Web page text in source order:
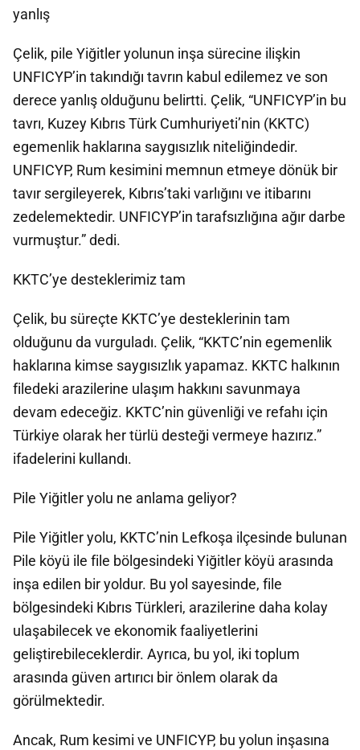
yanlış
Çelik, pile Yiğitler yolunun inşa sürecine ilişkin
UNFICYP’in takındığı tavrın kabul edilemez ve son
derece yanlış olduğunu belirtti. Çelik, “UNFICYP’in bu
tavrı, Kuzey Kıbrıs Türk Cumhuriyeti’nin (KKTC)
egemenlik haklarına saygısızlık niteliğindedir.
UNFICYP, Rum kesimini memnun etmeye dönük bir
tavır sergileyerek, Kıbrıs’taki varlığını ve itibarını
zedelemektedir. UNFICYP’in tarafsızlığına ağır darbe
vurmuştur.” dedi.
KKTC’ye desteklerimiz tam
Çelik, bu süreçte KKTC’ye desteklerinin tam
olduğunu da vurguladı. Çelik, “KKTC’nin egemenlik
haklarına kimse saygısızlık yapamaz. KKTC halkının
filedeki arazilerine ulaşım hakkını savunmaya
devam edeceğiz. KKTC’nin güvenliği ve refahı için
Türkiye olarak her türlü desteği vermeye hazırız.”
ifadelerini kullandı.
Pile Yiğitler yolu ne anlama geliyor?
Pile Yiğitler yolu, KKTC’nin Lefkoşa ilçesinde bulunan
Pile köyü ile file bölgesindeki Yiğitler köyü arasında
inşa edilen bir yoldur. Bu yol sayesinde, file
bölgesindeki Kıbrıs Türkleri, arazilerine daha kolay
ulaşabilecek ve ekonomik faaliyetlerini
geliştirebileceklerdir. Ayrıca, bu yol, iki toplum
arasında güven artırıcı bir önlem olarak da
görülmektedir.
Ancak, Rum kesimi ve UNFICYP, bu yolun inşasına